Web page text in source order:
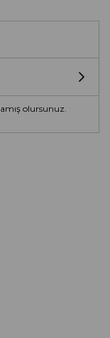
olursunuz.